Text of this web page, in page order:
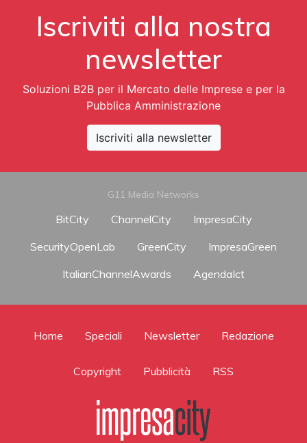
Iscriviti alla nostra
newsletter
Soluzioni B2B per il Mercato delle Imprese e per la
Pubblica Amministrazione
Iscriviti alla newsletter
G11 Media Networks
BitCity ChannelCity
ImpresaCity
SecurityOpenLab
GreenCity
ImpresaGreen
ItalianChannelAwards
AgendaIct
Home Speciali Newsletter Redazione
Copyright Pubblicità RSS